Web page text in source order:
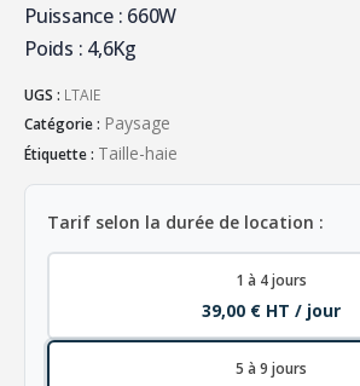
Puissance : 660W
Poids : 4,6Kg
UGS : LTAIE
Catégorie : Paysage
Étiquette : Taille-haie
Tarif selon la durée de location :
1 à 4 jours
39,00 € HT / jour
5 à 9 jours